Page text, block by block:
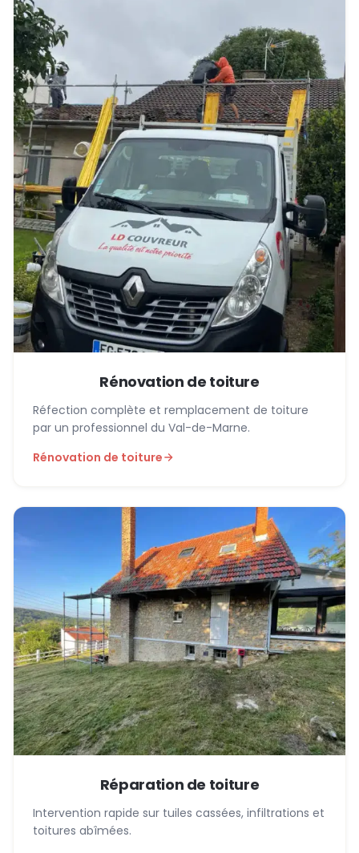
Rénovation de toiture
Réfection complète et remplacement de toiture
par un professionnel du Val-de-Marne.
Rénovation de toiture
Réparation de toiture
Intervention rapide sur tuiles cassées, infiltrations et
toitures abîmées.